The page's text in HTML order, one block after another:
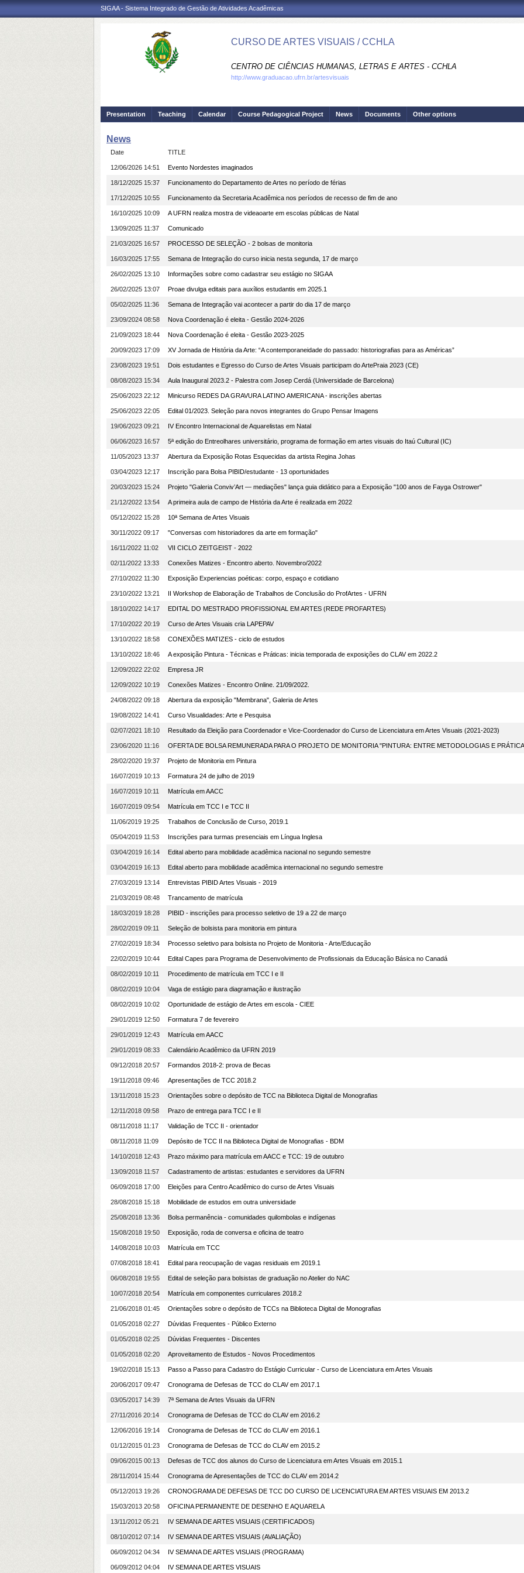
SIGAA - Sistema Integrado de Gestão de Atividades Acadêmicas
CURSO DE ARTES VISUAIS / CCHLA
CENTRO DE CIÊNCIAS HUMANAS, LETRAS E ARTES - CCHLA
http://www.graduacao.ufrn.br/artesvisuais
Presentation Teaching Calendar Course Pedagogical Project News Documents Other options
News
Date TITLE
12/06/2026 14:51 Evento Nordestes imaginados
18/12/2025 15:37 Funcionamento do Departamento de Artes no período de férias
17/12/2025 10:55 Funcionamento da Secretaria Acadêmica nos períodos de recesso de fim de ano
16/10/2025 10:09 A UFRN realiza mostra de videaoarte em escolas públicas de Natal
13/09/2025 11:37 Comunicado
21/03/2025 16:57 PROCESSO DE SELEÇÃO - 2 bolsas de monitoria
16/03/2025 17:55 Semana de Integração do curso inicia nesta segunda, 17 de março
26/02/2025 13:10 Informações sobre como cadastrar seu estágio no SIGAA
26/02/2025 13:07 Proae divulga editais para auxílios estudantis em 2025.1
05/02/2025 11:36 Semana de Integração vai acontecer a partir do dia 17 de março
23/09/2024 08:58 Nova Coordenação é eleita - Gestão 2024-2026
21/09/2023 18:44 Nova Coordenação é eleita - Gestão 2023-2025
20/09/2023 17:09 XV Jornada de História da Arte: “A contemporaneidade do passado: historiografias para as Américas”
23/08/2023 19:51 Dois estudantes e Egresso do Curso de Artes Visuais participam do ArtePraia 2023 (CE)
08/08/2023 15:34 Aula Inaugural 2023.2 - Palestra com Josep Cerdá (Universidade de Barcelona)
25/06/2023 22:12 Minicurso REDES DA GRAVURA LATINO AMERICANA - inscrições abertas
25/06/2023 22:05 Edital 01/2023. Seleção para novos integrantes do Grupo Pensar Imagens
19/06/2023 09:21 IV Encontro Internacional de Aquarelistas em Natal
06/06/2023 16:57 5ª edição do Entreolhares universitário, programa de formação em artes visuais do Itaú Cultural (IC)
11/05/2023 13:37 Abertura da Exposição Rotas Esquecidas da artista Regina Johas
03/04/2023 12:17 Inscrição para Bolsa PIBID/estudante - 13 oportunidades
20/03/2023 15:24 Projeto "Galeria Conviv’Art — mediações" lança guia didático para a Exposição "100 anos de Fayga Ostrower"
21/12/2022 13:54 A primeira aula de campo de História da Arte é realizada em 2022
05/12/2022 15:28 10ª Semana de Artes Visuais
30/11/2022 09:17 "Conversas com historiadores da arte em formação"
16/11/2022 11:02 VII CICLO ZEITGEIST - 2022
02/11/2022 13:33 Conexões Matizes - Encontro aberto. Novembro/2022
27/10/2022 11:30 Exposição Experiencias poéticas: corpo, espaço e cotidiano
23/10/2022 13:21 II Workshop de Elaboração de Trabalhos de Conclusão do ProfArtes - UFRN
18/10/2022 14:17 EDITAL DO MESTRADO PROFISSIONAL EM ARTES (REDE PROFARTES)
17/10/2022 20:19 Curso de Artes Visuais cria LAPEPAV
13/10/2022 18:58 CONEXÕES MATIZES - ciclo de estudos
13/10/2022 18:46 A exposição Pintura - Técnicas e Práticas: inicia temporada de exposições do CLAV em 2022.2
12/09/2022 22:02 Empresa JR
12/09/2022 10:19 Conexões Matizes - Encontro Online. 21/09/2022.
24/08/2022 09:18 Abertura da exposição "Membrana", Galeria de Artes
19/08/2022 14:41 Curso Visualidades: Arte e Pesquisa
02/07/2021 18:10 Resultado da Eleição para Coordenador e Vice-Coordenador do Curso de Licenciatura em Artes Visuais (2021-2023)
23/06/2020 11:16 OFERTA DE BOLSA REMUNERADA PARA O PROJETO DE MONITORIA "PINTURA: ENTRE METODOLOGIAS E
28/02/2020 19:37 Projeto de Monitoria em Pintura
16/07/2019 10:13 Formatura 24 de julho de 2019
16/07/2019 10:11 Matrícula em AACC
16/07/2019 09:54 Matrícula em TCC I e TCC II
11/06/2019 19:25 Trabalhos de Conclusão de Curso, 2019.1
05/04/2019 11:53 Inscrições para turmas presenciais em Língua Inglesa
03/04/2019 16:14 Edital aberto para mobilidade acadêmica nacional no segundo semestre
03/04/2019 16:13 Edital aberto para mobilidade acadêmica internacional no segundo semestre
27/03/2019 13:14 Entrevistas PIBID Artes Visuais - 2019
21/03/2019 08:48 Trancamento de matrícula
18/03/2019 18:28 PIBID - inscrições para processo seletivo de 19 a 22 de março
28/02/2019 09:11 Seleção de bolsista para monitoria em pintura
27/02/2019 18:34 Processo seletivo para bolsista no Projeto de Monitoria - Arte/Educação
22/02/2019 10:44 Edital Capes para Programa de Desenvolvimento de Profissionais da Educação Básica no Canadá
08/02/2019 10:11 Procedimento de matrícula em TCC I e II
08/02/2019 10:04 Vaga de estágio para diagramação e ilustração
08/02/2019 10:02 Oportunidade de estágio de Artes em escola - CIEE
29/01/2019 12:50 Formatura 7 de fevereiro
29/01/2019 12:43 Matrícula em AACC
29/01/2019 08:33 Calendário Acadêmico da UFRN 2019
09/12/2018 20:57 Formandos 2018-2: prova de Becas
19/11/2018 09:46 Apresentações de TCC 2018.2
13/11/2018 15:23 Orientações sobre o depósito de TCC na Biblioteca Digital de Monografias
12/11/2018 09:58 Prazo de entrega para TCC I e II
08/11/2018 11:17 Validação de TCC II - orientador
08/11/2018 11:09 Depósito de TCC II na Biblioteca Digital de Monografias - BDM
14/10/2018 12:43 Prazo máximo para matrícula em AACC e TCC: 19 de outubro
13/09/2018 11:57 Cadastramento de artistas: estudantes e servidores da UFRN
06/09/2018 17:00 Eleições para Centro Acadêmico do curso de Artes Visuais
28/08/2018 15:18 Mobilidade de estudos em outra universidade
25/08/2018 13:36 Bolsa permanência - comunidades quilombolas e indígenas
15/08/2018 19:50 Exposição, roda de conversa e oficina de teatro
14/08/2018 10:03 Matrícula em TCC
07/08/2018 18:41 Edital para reocupação de vagas residuais em 2019.1
06/08/2018 19:55 Edital de seleção para bolsistas de graduação no Atelier do NAC
10/07/2018 20:54 Matrícula em componentes curriculares 2018.2
21/06/2018 01:45 Orientações sobre o depósito de TCCs na Biblioteca Digital de Monografias
01/05/2018 02:27 Dúvidas Frequentes - Público Externo
01/05/2018 02:25 Dúvidas Frequentes - Discentes
01/05/2018 02:20 Aproveitamento de Estudos - Novos Procedimentos
19/02/2018 15:13 Passo a Passo para Cadastro do Estágio Curricular - Curso de Licenciatura em Artes Visuais
20/06/2017 09:47 Cronograma de Defesas de TCC do CLAV em 2017.1
03/05/2017 14:39 7ª Semana de Artes Visuais da UFRN
27/11/2016 20:14 Cronograma de Defesas de TCC do CLAV em 2016.2
12/06/2016 19:14 Cronograma de Defesas de TCC do CLAV em 2016.1
01/12/2015 01:23 Cronograma de Defesas de TCC do CLAV em 2015.2
09/06/2015 00:13 Defesas de TCC dos alunos do Curso de Licenciatura em Artes Visuais em 2015.1
28/11/2014 15:44 Cronograma de Apresentações de TCC do CLAV em 2014.2
05/12/2013 19:26 CRONOGRAMA DE DEFESAS DE TCC DO CURSO DE LICENCIATURA EM ARTES VISUAIS EM 2013.2
15/03/2013 20:58 OFICINA PERMANENTE DE DESENHO E AQUARELA
13/11/2012 05:21 IV SEMANA DE ARTES VISUAIS (CERTIFICADOS)
08/10/2012 07:14 IV SEMANA DE ARTES VISUAIS (AVALIAÇÃO)
06/09/2012 04:34 IV SEMANA DE ARTES VISUAIS (PROGRAMA)
06/09/2012 04:04 IV SEMANA DE ARTES VISUAIS